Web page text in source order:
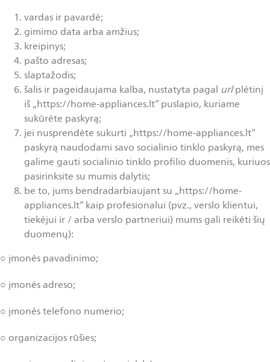
vardas ir pavardė;
gimimo data arba amžius;
kreipinys;
pašto adresas;
slaptažodis;
šalis ir pageidaujama kalba, nustatyta pagal urlplėtinį
iš „https://home-appliances.lt“ puslapio, kuriame
sukūrėte paskyrą;
jei nusprendėte sukurti „https://home-appliances.lt“
paskyrą naudodami savo socialinio tinklo paskyrą, mes
galime gauti socialinio tinklo profilio duomenis, kuriuos
pasirinksite su mumis dalytis;
be to, jums bendradarbiaujant su „https://home-
appliances.lt“ kaip profesionalui (pvz., verslo klientui,
tiekėjui ir / arba verslo partneriui) mums gali reikėti šių
duomenų):
○ įmonės pavadinimo;
○ įmonės adreso;
○ įmonės telefono numerio;
○ organizacijos rūšies;